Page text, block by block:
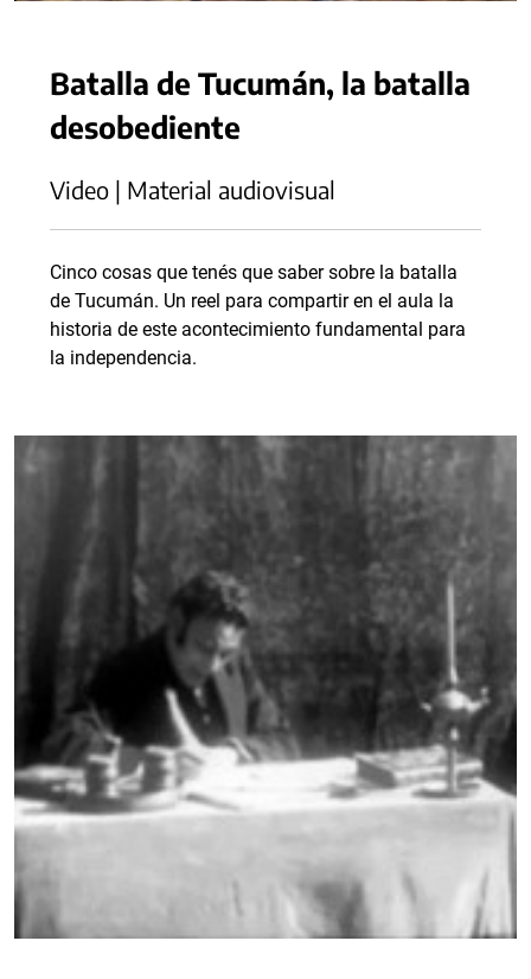
Batalla de Tucumán, la batalla
desobediente
Video | Material audiovisual
Cinco cosas que tenés que saber sobre la batalla
de Tucumán. Un reel para compartir en el aula la
historia de este acontecimiento fundamental para
la independencia.